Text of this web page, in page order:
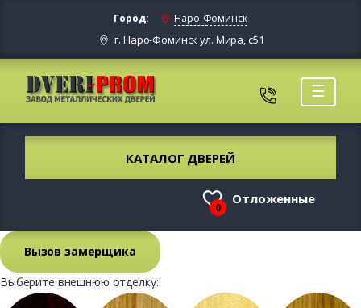
Город: Наро-Фоминск
г. Наро-Фоминск ул. Мира, с51
☰
КАТАЛОГ ДВЕРЕЙ
0
Отложенные
Вызов замерщика
Выберите внешнюю отделку: